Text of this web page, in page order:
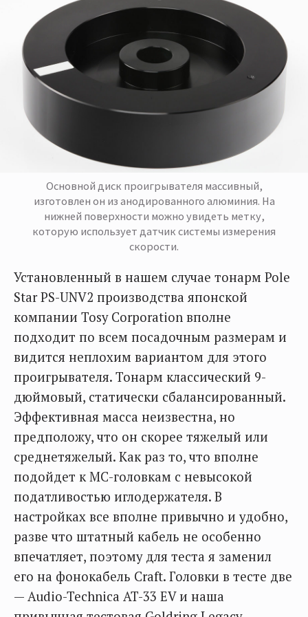
Основной диск проигрывателя массивный,
изготовлен он из анодированного алюминия. На
нижней поверхности можно увидеть метку,
которую использует датчик системы измерения
скорости.
Установленный в нашем случае тонарм Pole
Star PS-UNV2 производства японской
компании Tosy Corporation вполне
подходит по всем посадочным размерам и
видится неплохим вариантом для этого
проигрывателя. Тонарм классический 9-
дюймовый, статически сбалансированный.
Эффективная масса неизвестна, но
предположу, что он скорее тяжелый или
среднетяжелый. Как раз то, что вполне
подойдет к МС-головкам с невысокой
податливостью иглодержателя. В
настройках все вполне привычно и удобно,
разве что штатный кабель не особенно
впечатляет, поэтому для теста я заменил
его на фонокабель Craft. Головки в тесте две
— Audio-Technica AT-33 EV и наша